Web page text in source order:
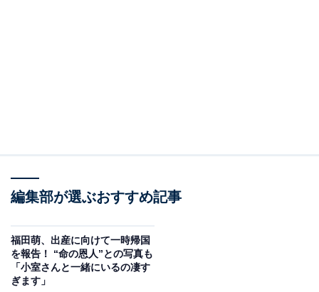
編集部が選ぶおすすめ記事
福田萌、出産に向けて一時帰国
を報告！ “命の恩人”との写真も
「小室さんと一緒にいるの凄す
ぎます」